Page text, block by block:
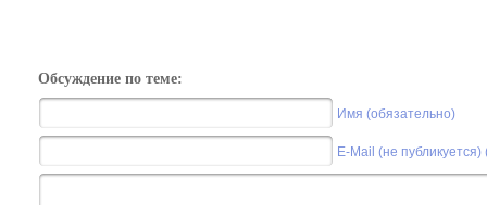
Обсуждение по теме:
Имя (обязательно)
E-Mail (не